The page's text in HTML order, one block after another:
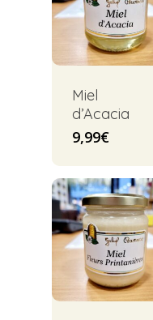
Miel
d’Acacia
9,99€